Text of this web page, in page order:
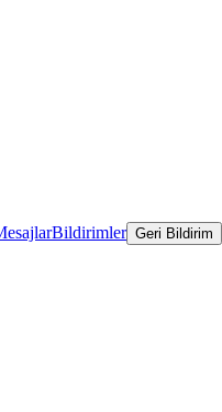
Bildirimler Geri Bildirim